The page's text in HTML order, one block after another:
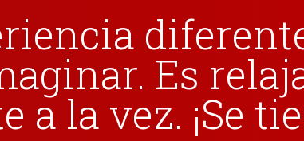
Es
a la vez. ¡Se